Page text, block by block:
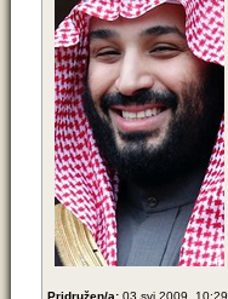
Pridružen/a: 03 svi 2009, 10:29